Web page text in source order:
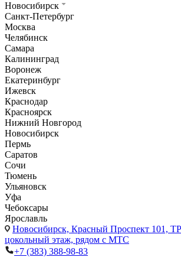
Новосибирск
Санкт-Петербург
Москва
Челябинск
Самара
Калининград
Воронеж
Екатеринбург
Ижевск
Краснодар
Красноярск
Нижний Новгород
Новосибирск
Пермь
Саратов
Сочи
Тюмень
Ульяновск
Уфа
Чебоксары
Ярославль
Новосибирск, Красный Проспект 101,
цокольный этаж, рядом с МТС
+7 (383) 388-98-83